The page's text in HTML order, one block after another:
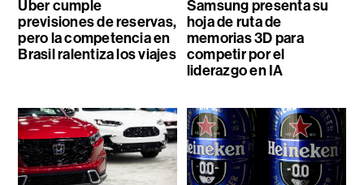
Uber cumple
previsiones de reservas,
pero la competencia en
Brasil ralentiza los viajes
Samsung presenta su
hoja de ruta de
memorias 3D para
competir por el
liderazgo en IA